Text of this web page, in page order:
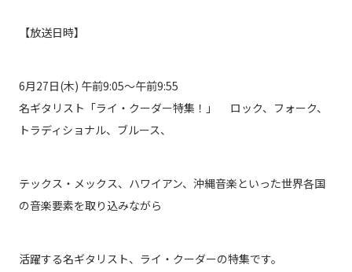
【放送日時】
6月27日(木) 午前9:05〜午前9:55
名ギタリスト「ライ・クーダー特集！」 ロック、フォーク、
トラディショナル、ブルース、
テックス・メックス、ハワイアン、沖縄音楽といった世界各国
の音楽要素を取り込みながら
活躍する名ギタリスト、ライ・クーダーの特集です。